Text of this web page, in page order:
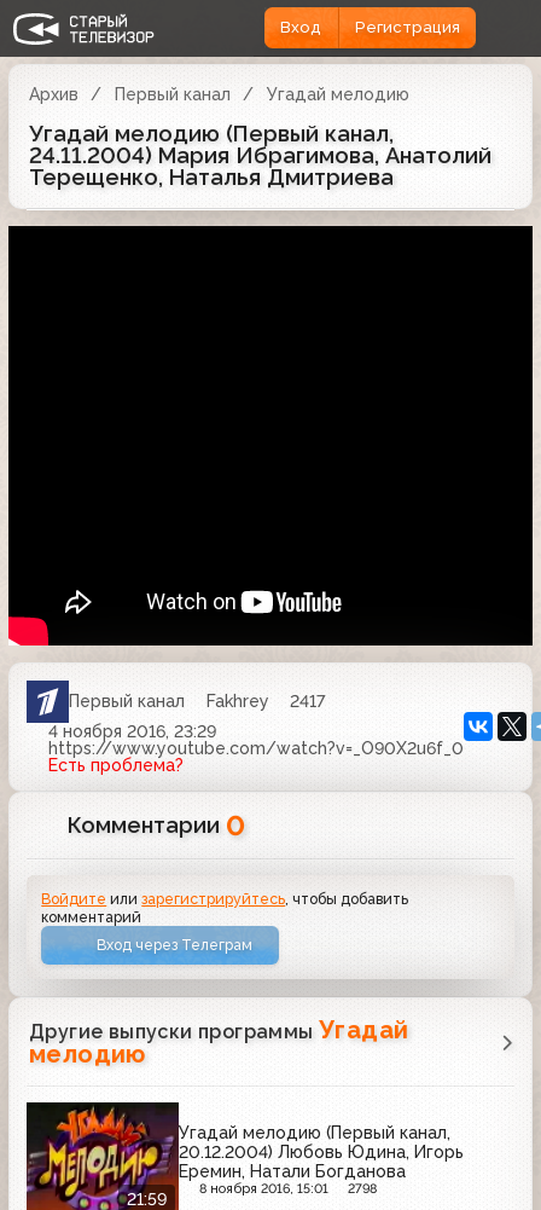
Вход Регистрация
Архив Первый канал Угадай мелодию
Угадай мелодию (Первый канал,
24.11.2004) Мария Ибрагимова, Анатолий
Терещенко, Наталья Дмитриева
Первый канал Fakhrey
2417
4 ноября 2016, 23:29
https://www.youtube.com/watch?v=_O90X2u6f_0
Есть проблема?
Комментарии 0
Войдите илизарегистрируйтесь , чтобы добавить
комментарий
Вход через Телеграм
Другие выпуски программы Угадай
мелодию
21:59
Угадай мелодию (Первый канал,
20.12.2004) Любовь Юдина, Игорь
Еремин, Натали Богданова
8 ноября 2016, 15:01 2798